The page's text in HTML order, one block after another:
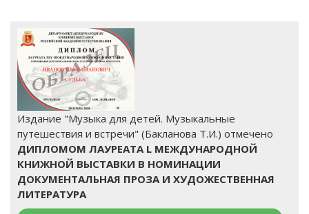
Издание "Музыка для детей. Музыкальные
путешествия и встречи" (Бакланова Т.И.) отмечено
ДИПЛОМОМ ЛАУРЕАТА L МЕЖДУНАРОДНОЙ
КНИЖНОЙ ВЫСТАВКИ В НОМИНАЦИИ
ДОКУМЕНТАЛЬНАЯ ПРОЗА И ХУДОЖЕСТВЕННАЯ
ЛИТЕРАТУРА